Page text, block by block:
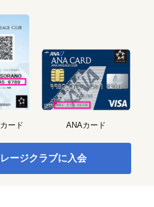
ード ANAカード
ージクラブに入会